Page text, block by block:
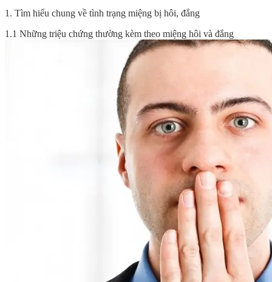
1. Tìm hiểu chung về tình trạng miệng bị hôi, đắng
1.1 Những triệu chứng thường kèm theo miệng hôi và đắng